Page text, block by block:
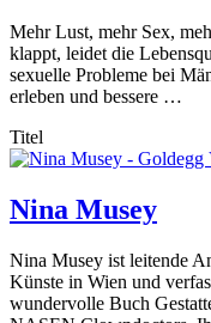
Mehr Lust, mehr Sex,
klappt, leidet die
sexuelle Probleme bei
erleben und bessere …
Titel
Nina Musey
Nina Musey ist leitende
Künste in Wien und
wundervolle Buch